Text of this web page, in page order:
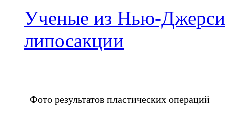
Ученые из Нью-Джерси
липосакции
Фото результатов пластических операций